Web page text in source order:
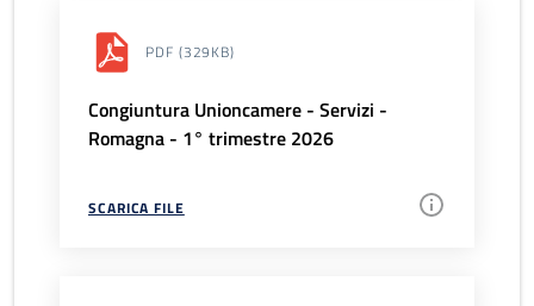
PDF (329KB)
Congiuntura Unioncamere - Servizi -
Romagna - 1° trimestre 2026
SCARICA FILE